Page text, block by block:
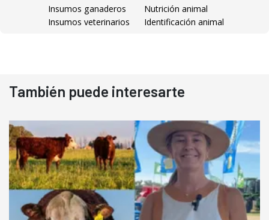
Insumos ganaderos
Nutrición animal
Insumos veterinarios
Identificación animal
También puede interesarte